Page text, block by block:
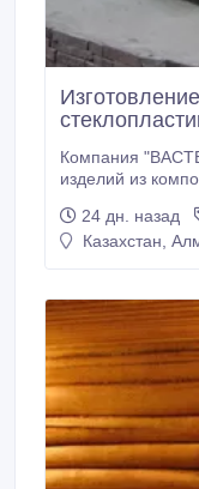
Компания
изделий из
размеров и
горки; - Купола; - Элементы фасада; -
другое.
24 дн. назад
Казахстан,